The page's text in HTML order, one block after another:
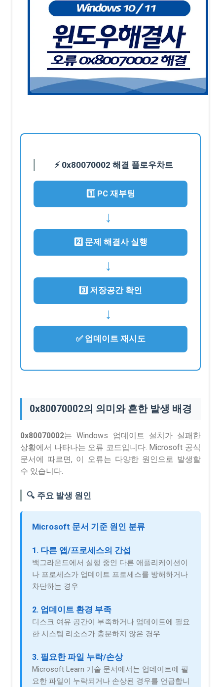
⚡ 0x80070002 해결 플로우차트
1️⃣ PC 재부팅
→
2️⃣ 문제 해결사 실행
→
3️⃣ 저장공간 확인
→
✅ 업데이트 재시도
0x80070002의 의미와 흔한 발생 배경
0x80070002는 Windows 업데이트 설치가 실패한
상황에서 나타나는 오류 코드입니다. Microsoft 공식
문서에 따르면, 이 오류는 다양한 원인으로 발생할
수 있습니다.
🔍 주요 발생 원인
Microsoft 문서 기준 원인 분류
1. 다른 앱/프로세스의 간섭
백그라운드에서 실행 중인 다른 애플리케이션이
나 프로세스가 업데이트 프로세스를 방해하거나
차단하는 경우
2. 업데이트 환경 부족
디스크 여유 공간이 부족하거나 업데이트에 필요
한 시스템 리소스가 충분하지 않은 경우
3. 필요한 파일 누락/손상
Microsoft Learn 기술 문서에서는 업데이트에 필
요한 파일이 누락되거나 손상된 경우를 언급합니